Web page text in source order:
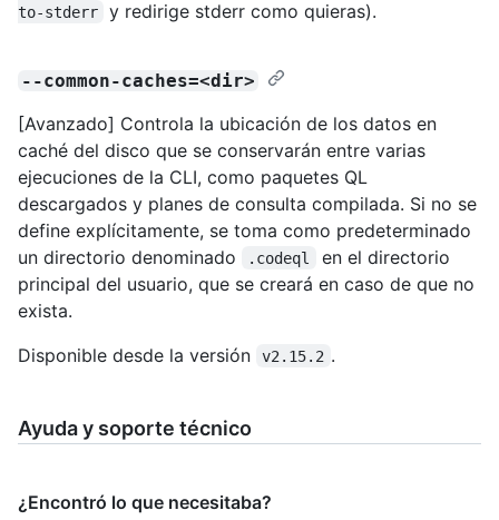
to-stderr
y redirige stderr como quieras).
--common-caches=<dir>
[Avanzado] Controla la ubicación de los datos en
caché del disco que se conservarán entre varias
ejecuciones de la CLI, como paquetes QL
descargados y planes de consulta compilada. Si no se
define explícitamente, se toma como predeterminado
un directorio denominado
.codeql
en el directorio
principal del usuario, que se creará en caso de que no
exista.
Disponible desde la versión
v2.15.2 .
Ayuda y soporte técnico
¿Encontró lo que necesitaba?